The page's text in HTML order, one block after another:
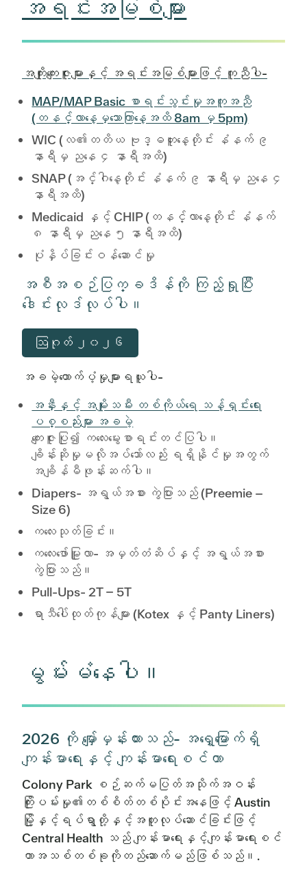
အရင်းအမြစ်များ
အကျိုးကျေးဇူးများနှင့် အရင်းအမြစ်များဖြင့် ကူညီပါ-
MAP/MAP Basic စာရင်းသွင်းမှုအကူအညီ
(တနင်္လာနေ့မှသောကြာနေ့အထိ 8am မှ 5pm)
WIC (လ၏တတိယ ဗုဒ္ဓဟူးနေ့တိုင်း နံနက် ၉
နာရီမှ ညနေ ၄ နာရီအထိ)
SNAP (အင်္ဂါနေ့တိုင်း နံနက် ၉ နာရီမှ ညနေ ၄
နာရီအထိ)
Medicaid နှင့် CHIP (တနင်္လာနေ့တိုင်း နံနက်
၈ နာရီမှ ညနေ ၅ နာရီအထိ)
ပုံနှိပ်ခြင်းဝန်ဆောင်မှု
အစီအစဉ်ပြက္ခဒိန်ကို ကြည့်ရှုပြီး
ဒေါင်းလုဒ်လုပ်ပါ။
ဩဂုတ် ၂၀၂၆
အခမဲ့ထောက်ပံ့မှုများရယူပါ-
အနှီးနှင့် အမျိုးသမီး တစ်ကိုယ်ရေ သန့်ရှင်းရေး
ပစ္စည်းများ အခမဲ့
ကျေးဇူးပြု၍ ကလေးမွေးစာရင်းတင်ပြပါ။
ချိန်းဆိုမှုမလိုအပ်သော်လည်း ရရှိနိုင်မှုအတွက်
အချိန်မီဖုန်းဆက်ပါ။
Diapers- အရွယ်အစား ကွဲပြားသည် (Preemie –
Size 6)
ကလေးသုတ်ခြင်း။
ကလေးဖော်မြူလာ- အမှတ်တံဆိပ်နှင့် အရွယ်အစား
ကွဲပြားသည်။
Pull-Ups- 2T – 5T
ရာသီပေါ်ထုတ်ကုန်များ (Kotex နှင့် Panty Liners)
မွမ်းမံနေပါ။
2026 ကို မျှော်မှန်းထားသည်- အရှေ့မြောက်ရှိ
ကျန်းမာရေးနှင့် ကျန်းမာရေးစင်တာ
Colony Park စဉ်ဆက်မပြတ်အသိုက်အဝန်း
ကြိုးပမ်းမှု၏တစ်စိတ်တစ်ပိုင်းအနေဖြင့် Austin
မြို့နှင့်ရပ်ရွာတို့နှင့်အတူလုပ်ဆောင်ခြင်းဖြင့်
Central Health သည် ကျန်းမာရေးနှင့်ကျန်းမာရေးစင်
တာအသစ်တစ်ခုကိုတည်ဆောက်မည်ဖြစ်သည်။.